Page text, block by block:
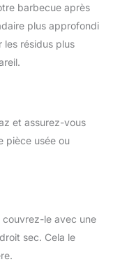
barbecue après
plus approfondi
les résidus plus
et assurez-vous
pièce usée ou
couvrez-le avec une
sec. Cela le